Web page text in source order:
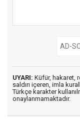
UYARI: Küfür, hakaret,
saldırı içeren, imla
Türkçe karakter
onaylanmamaktadır.